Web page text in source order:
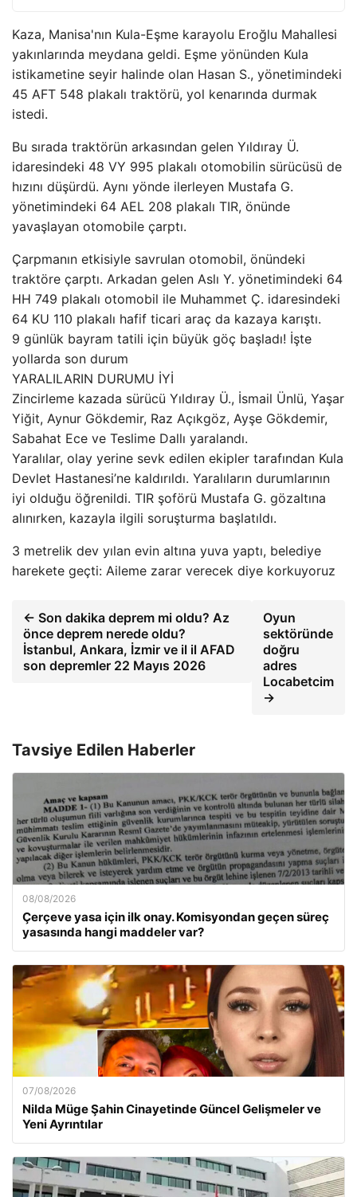
Kaza, Manisa'nın Kula-Eşme karayolu Eroğlu Mahallesi
yakınlarında meydana geldi. Eşme yönünden Kula
istikametine seyir halinde olan Hasan S., yönetimindeki
45 AFT 548 plakalı traktörü, yol kenarında durmak
istedi.
Bu sırada traktörün arkasından gelen Yıldıray Ü.
idaresindeki 48 VY 995 plakalı otomobilin sürücüsü de
hızını düşürdü. Aynı yönde ilerleyen Mustafa G.
yönetimindeki 64 AEL 208 plakalı TIR, önünde
yavaşlayan otomobile çarptı.
Çarpmanın etkisiyle savrulan otomobil, önündeki
traktöre çarptı. Arkadan gelen Aslı Y. yönetimindeki 64
HH 749 plakalı otomobil ile Muhammet Ç. idaresindeki
64 KU 110 plakalı hafif ticari araç da kazaya karıştı.
9 günlük bayram tatili için büyük göç başladı! İşte
yollarda son durum
YARALILARIN DURUMU İYİ
Zincirleme kazada sürücü Yıldıray Ü., İsmail Ünlü, Yaşar
Yiğit, Aynur Gökdemir, Raz Açıkgöz, Ayşe Gökdemir,
Sabahat Ece ve Teslime Dallı yaralandı.
Yaralılar, olay yerine sevk edilen ekipler tarafından Kula
Devlet Hastanesi’ne kaldırıldı. Yaralıların durumlarının
iyi olduğu öğrenildi. TIR şoförü Mustafa G. gözaltına
alınırken, kazayla ilgili soruşturma başlatıldı.
3 metrelik dev yılan evin altına yuva yaptı, belediye
harekete geçti: Aileme zarar verecek diye korkuyoruz
← Son dakika deprem mi oldu? Az
önce deprem nerede oldu?
İstanbul, Ankara, İzmir ve il il AFAD
son depremler 22 Mayıs 2026
Oyun
sektöründe
doğru
adres
Locabetcim
→
Tavsiye Edilen Haberler
08/08/2026
Çerçeve yasa için ilk onay. Komisyondan geçen süreç
yasasında hangi maddeler var?
07/08/2026
Nilda Müge Şahin Cinayetinde Güncel Gelişmeler ve
Yeni Ayrıntılar